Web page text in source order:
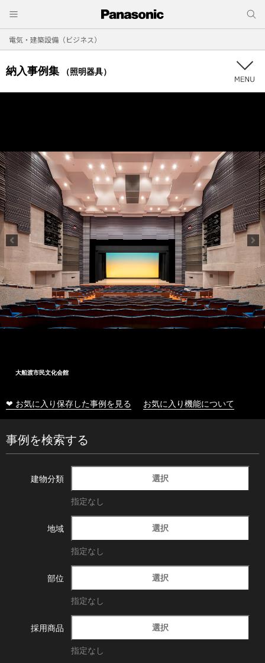
電気・建築設備（ビジネス）
納入事例集 （照明器具）
大船渡市民文化会館
❤ お気に入り保存した事例を見る お気に入り機能について
事例を検索する
建物分類 選択
指定なし
地域 選択
指定なし
部位 選択
指定なし
採用商品 選択
指定なし